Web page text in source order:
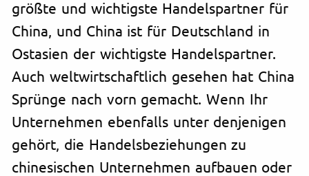
größte und wichtigste Handelspartner für
China, und China ist für Deutschland in
Ostasien der wichtigste Handelspartner.
Auch weltwirtschaftlich gesehen hat China
Sprünge nach vorn gemacht. Wenn Ihr
Unternehmen ebenfalls unter denjenigen
gehört, die Handelsbeziehungen zu
chinesischen Unternehmen aufbauen oder